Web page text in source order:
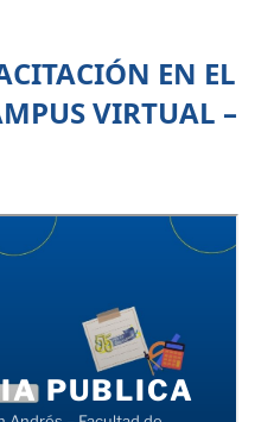
EN EL
VIRTUAL –